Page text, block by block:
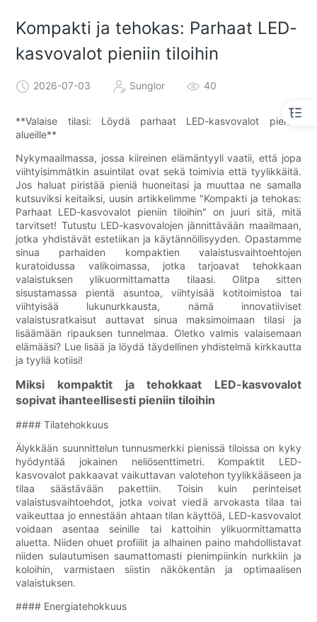
Kompakti ja tehokas: Parhaat LED-
kasvovalot pieniin tiloihin
2026-07-03 Sunglor 40
**Valaise tilasi: Löydä parhaat LED-kasvovalot pienille
alueille**
Nykymaailmassa, jossa kiireinen elämäntyyli vaatii, että jopa
viihtyisimmätkin asuintilat ovat sekä toimivia että tyylikkäitä.
Jos haluat piristää pieniä huoneitasi ja muuttaa ne samalla
kutsuviksi keitaiksi, uusin artikkelimme "Kompakti ja tehokas:
Parhaat LED-kasvovalot pieniin tiloihin" on juuri sitä, mitä
tarvitset! Tutustu LED-kasvovalojen jännittävään maailmaan,
jotka yhdistävät estetiikan ja käytännöllisyyden. Opastamme
sinua parhaiden kompaktien valaistusvaihtoehtojen
kuratoidussa valikoimassa, jotka tarjoavat tehokkaan
valaistuksen ylikuormittamatta tilaasi. Olitpa sitten
sisustamassa pientä asuntoa, viihtyisää kotitoimistoa tai
viihtyisää lukunurkkausta, nämä innovatiiviset
valaistusratkaisut auttavat sinua maksimoimaan tilasi ja
lisäämään ripauksen tunnelmaa. Oletko valmis valaisemaan
elämääsi? Lue lisää ja löydä täydellinen yhdistelmä kirkkautta
ja tyyliä kotiisi!
Miksi kompaktit ja tehokkaat LED-kasvovalot
sopivat ihanteellisesti pieniin tiloihin
#### Tilatehokkuus
Älykkään suunnittelun tunnusmerkki pienissä tiloissa on kyky
hyödyntää jokainen neliösenttimetri. Kompaktit LED-
kasvovalot pakkaavat vaikuttavan valotehon tyylikkääseen ja
tilaa säästävään pakettiin. Toisin kuin perinteiset
valaistusvaihtoehdot, jotka voivat viedä arvokasta tilaa tai
vaikeuttaa jo ennestään ahtaan tilan käyttöä, LED-kasvovalot
voidaan asentaa seinille tai kattoihin ylikuormittamatta
aluetta. Niiden ohuet profiilit ja alhainen paino mahdollistavat
niiden sulautumisen saumattomasti pienimpiinkin nurkkiin ja
koloihin, varmistaen siistin näkökentän ja optimaalisen
valaistuksen.
#### Energiatehokkuus